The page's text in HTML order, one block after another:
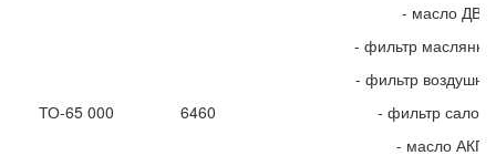
ТО-65 000 6460
- масло ДВС
- фильтр
- фильтр
- фильтр
- масло АКПП